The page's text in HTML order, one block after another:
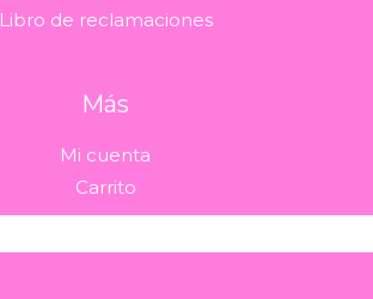
Libro de reclamaciones
Más
Mi cuenta
Carrito